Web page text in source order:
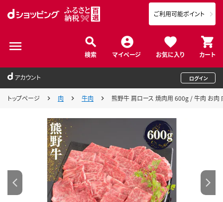
検索 マイページ お気に入り カート
ご利用可能ポイント
アカウント ログイン
トップページ 肉 牛肉 熊野牛 肩ロース 焼肉用 600g / 牛肉 お肉